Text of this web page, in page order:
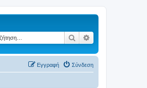
Αναζήτηση
Σύνδεση
Εγγραφή